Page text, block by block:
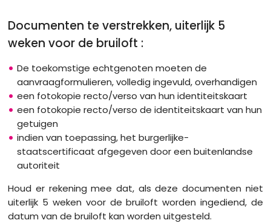
Documenten te verstrekken, uiterlijk 5
weken voor de bruiloft :
De toekomstige echtgenoten moeten de
aanvraagformulieren, volledig ingevuld, overhandigen
een fotokopie recto/verso van hun identiteitskaart
een fotokopie recto/verso de identiteitskaart van hun
getuigen
indien van toepassing, het burgerlijke-
staatscertificaat afgegeven door een buitenlandse
autoriteit
Houd er rekening mee dat, als deze documenten niet
uiterlijk 5 weken voor de bruiloft worden ingediend, de
datum van de bruiloft kan worden uitgesteld.